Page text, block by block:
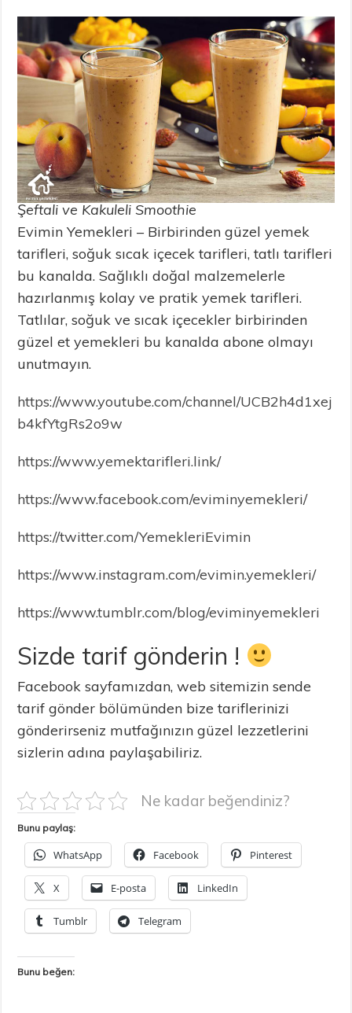
Şeftali ve Kakuleli Smoothie
Evimin Yemekleri – Birbirinden güzel yemek
tarifleri, soğuk sıcak içecek tarifleri, tatlı tarifleri
bu kanalda. Sağlıklı doğal malzemelerle
hazırlanmış kolay ve pratik yemek tarifleri.
Tatlılar, soğuk ve sıcak içecekler birbirinden
güzel et yemekleri bu kanalda abone olmayı
unutmayın.
https://www.youtube.com/channel/UCB2h4d1xej
b4kfYtgRs2o9w
https://www.yemektarifleri.link/
https://www.facebook.com/eviminyemekleri/
https://twitter.com/YemekleriEvimin
https://www.instagram.com/evimin.yemekleri/
https://www.tumblr.com/blog/eviminyemekleri
Sizde tarif gönderin !
Facebook sayfamızdan, web sitemizin sende
tarif gönder bölümünden bize tariflerinizi
gönderirseniz mutfağınızın güzel lezzetlerini
sizlerin adına paylaşabiliriz.
Ne kadar beğendiniz?
Bunu paylaş:
WhatsApp Facebook Pinterest
X E-posta LinkedIn
Tumblr Telegram
Bunu beğen: